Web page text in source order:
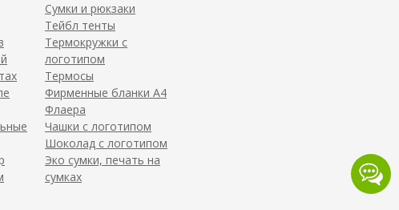
Сумки и рюкзаки
Тейбл тенты
Термокружки с
логотипом
Термосы
Фирменные бланки А4
Флаера
Чашки с логотипом
Шоколад с логотипом
Эко сумки, печать на
сумках